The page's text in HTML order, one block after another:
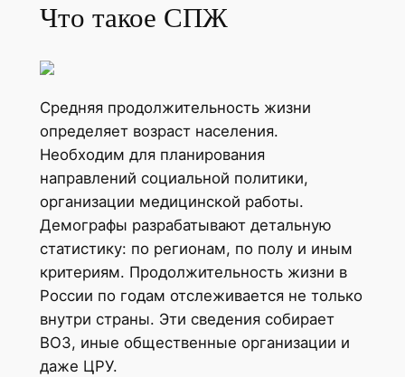
Что такое СПЖ
Средняя продолжительность жизни
определяет возраст населения.
Необходим для планирования
направлений социальной политики,
организации медицинской работы.
Демографы разрабатывают детальную
статистику: по регионам, по полу и иным
критериям. Продолжительность жизни в
России по годам отслеживается не только
внутри страны. Эти сведения собирает
ВОЗ, иные общественные организации и
даже ЦРУ.